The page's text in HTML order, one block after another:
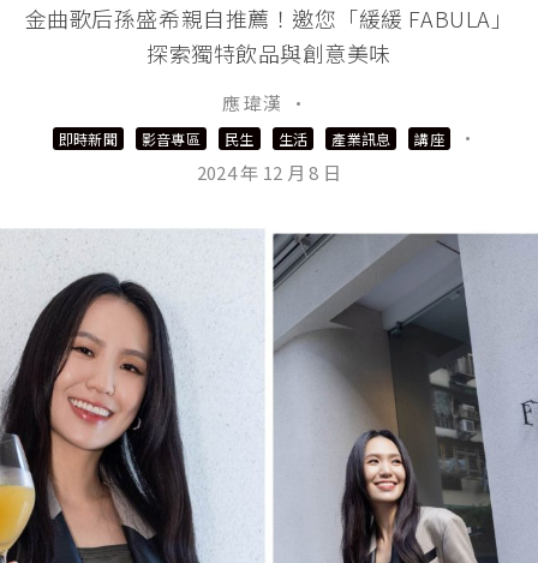
金曲歌后孫盛希親自推薦！邀您「緩緩 FABULA」
探索獨特飲品與創意美味
應 瑋漢 ·
即時新聞 影音專區 民生 生活 產業訊息 講座
·
2024 年 12 月 8 日